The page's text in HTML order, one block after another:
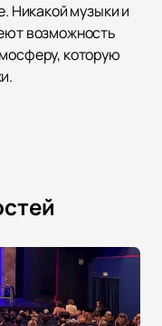
Никакой музыки и
возможность
которую